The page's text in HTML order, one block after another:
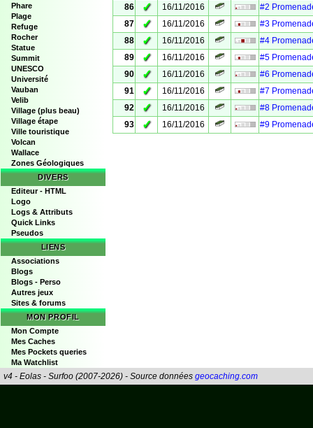
Phare
Plage
Refuge
Rocher
Statue
Summit
UNESCO
Université
Vauban
Velib
Village (plus beau)
Village étape
Ville touristique
Volcan
Wallace
Zones Géologiques
DIVERS
Editeur - HTML
Logo
Logs & Attributs
Quick Links
Pseudos
LIENS
Associations
Blogs
Blogs - Perso
Autres jeux
Sites & forums
MON PROFIL
Mon Compte
Mes Caches
Mes Pockets queries
Ma Watchlist
86
✓ 16/11/2016
#2
87
✓ 16/11/2016
#3
88
✓ 16/11/2016
#4
89
✓ 16/11/2016
#5
90
✓ 16/11/2016
#6
91
✓ 16/11/2016
#7
92
✓ 16/11/2016
#8
93
✓ 16/11/2016 #9
v4 - Eolas - Surfoo (2007-2026) - Source données geocaching.com